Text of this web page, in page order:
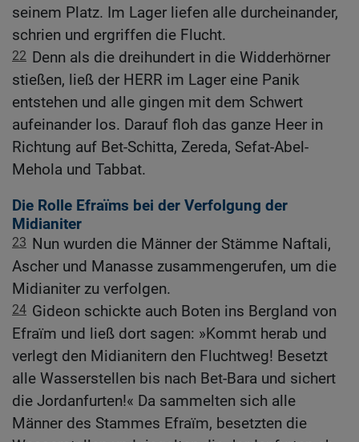
seinem Platz. Im Lager liefen alle durcheinander,
schrien und ergriffen die Flucht.
22 Denn als die dreihundert in die Widderhörner
stießen, ließ der HERR im Lager eine Panik
entstehen und alle gingen mit dem Schwert
aufeinander los. Darauf floh das ganze Heer in
Richtung auf Bet-Schitta, Zereda, Sefat-Abel-
Mehola und Tabbat.
Die Rolle Efraïms bei der Verfolgung der
Midianiter
23 Nun wurden die Männer der Stämme Naftali,
Ascher und Manasse zusammengerufen, um die
Midianiter zu verfolgen.
24 Gideon schickte auch Boten ins Bergland von
Efraïm und ließ dort sagen: »Kommt herab und
verlegt den Midianitern den Fluchtweg! Besetzt
alle Wasserstellen bis nach Bet-Bara und sichert
die Jordanfurten!« Da sammelten sich alle
Männer des Stammes Efraïm, besetzten die